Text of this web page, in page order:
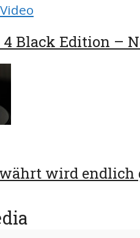
4 Black Edition –
wird endlich